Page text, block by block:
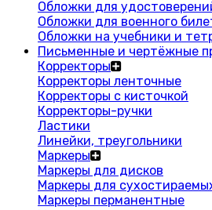
Обложки для
Обложки для военного
Обложки на учебники и
Письменные и чертёжные
Корректоры
Корректоры ленточные
Корректоры с кисточкой
Корректоры-ручки
Ластики
Линейки, треугольники
Маркеры
Маркеры для дисков
Маркеры для
Маркеры перманентные